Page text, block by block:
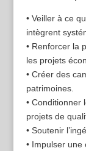
• Veiller à ce
intègrent
• Renforcer la
les projets
• Créer des
patrimoines.
• Conditionner
projets de
• Soutenir
• Impulser une